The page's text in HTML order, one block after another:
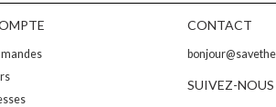
CONTACT
SUIVEZ-NOUS